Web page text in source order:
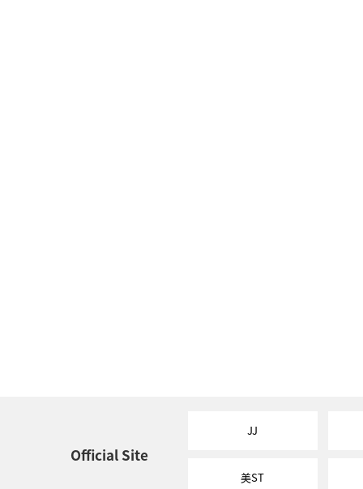
Official Site
JJ
美ST